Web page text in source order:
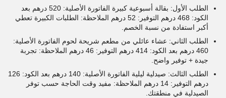
الطلب الأول: بقالة أسبوعية كبيرة الفاتورة الأصلية: 520 درهم بعد
الكود: 468 درهم التوفير: 52 درهم الملاحظة: الطلبات الكبيرة تعطي
أكبر استفادة من نسبة الخصم.
الطلب الثاني: عشاء عائلي من مطعم شريحة لحوم الفاتورة الأصلية:
460 درهم بعد الكود: 414 درهم التوفير: 46 درهم الملاحظة: تجربة
جيدة + توفير واضح.
الطلب الثالث: صيدلية ليلية الفاتورة الأصلية: 140 درهم بعد الكود: 126
درهم التوفير: 14 درهم الملاحظة: مفيد وقت الحاجة حسب توفر
الصيدلية في منطقتك.